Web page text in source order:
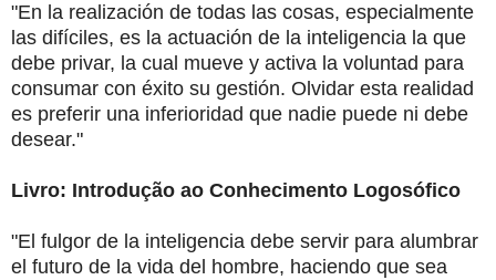
"En la realización de todas las cosas, especialmente
las difíciles, es la actuación de la inteligencia la que
debe privar, la cual mueve y activa la voluntad para
consumar con éxito su gestión. Olvidar esta realidad
es preferir una inferioridad que nadie puede ni debe
desear."
Livro: Introdução ao Conhecimento Logosófico
"El fulgor de la inteligencia debe servir para alumbrar
el futuro de la vida del hombre, haciendo que sea